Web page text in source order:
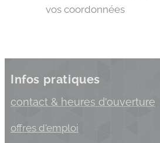
vos coordonnées
Infos pratiques
contact & heures d'ouverture
offres d'emploi